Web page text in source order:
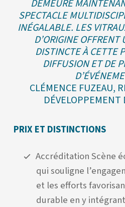
DEMEURE
SPECTACLE
INÉGALABLE. LES
D’ORIGINE
DISTINCTE À CETTE
DIFFUSION ET DE
CLÉMENCE FUZEAU,
DÉVELOPPEMENT
PRIX ET DISTINCTIONS
Accréditation Scène
qui souligne
et les efforts
durable en y